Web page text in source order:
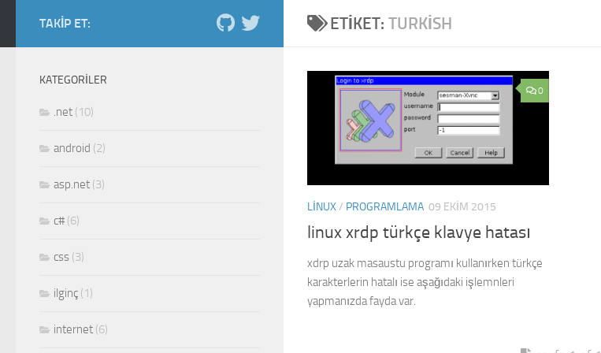
Skip to content
Salih Kiraz blog
ETIKET: TURKISH
0
LINUX/ PROGRAMLAMA 09 EKIM 2015
linux xrdp türkçe klavye hatası
xdrp uzak masaustu programı kullanırken türkçe
karakterlerin hatalı ise aşağıdaki işlemnleri
yapmanızda fayda var.
TAKIP ET:
KATEGORILER
.net (10)
android (2)
asp.net (3)
c# (6)
css (3)
ilginç (1)
internet (6)